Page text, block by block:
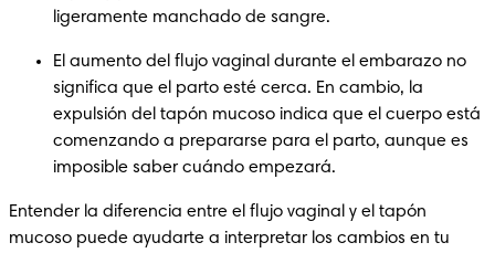
ligeramente manchado de sangre.
El aumento del flujo vaginal durante el embarazo no
significa que el parto esté cerca. En cambio, la
expulsión del tapón mucoso indica que el cuerpo está
comenzando a prepararse para el parto, aunque es
imposible saber cuándo empezará.
Entender la diferencia entre el flujo vaginal y el tapón
mucoso puede ayudarte a interpretar los cambios en tu